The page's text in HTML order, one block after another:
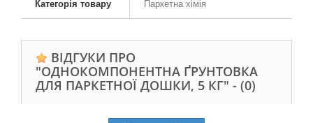
Категорія товару Паркетна хімія
ВІДГУКИ ПРО
"ОДНОКОМПОНЕНТНА ҐРУНТОВКА
ДЛЯ ПАРКЕТНОЇ ДОШКИ, 5 КГ" - (0)